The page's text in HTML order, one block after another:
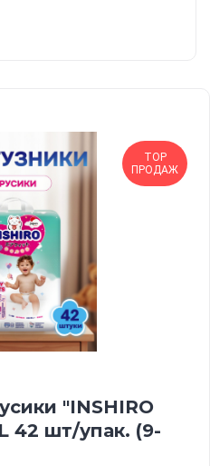
TOP
ПРОДАЖ
"INSHIRO
42 шт/упак. (9-